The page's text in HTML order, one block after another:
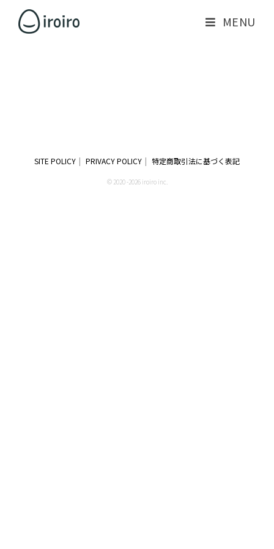
MENU
SITE POLICY PRIVACY POLICY 特定商取引法に基づく表記
© 2020 -2026 iroiro inc.